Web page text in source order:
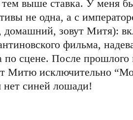
выше ставка. У меня
не одна, а с
домашний, зовут Митя):
фильма,
по сцене. После прошлого
Митю исключительно
нет синей лошади!